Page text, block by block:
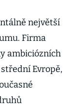
největší
Firma
ambiciózních
Evropě,